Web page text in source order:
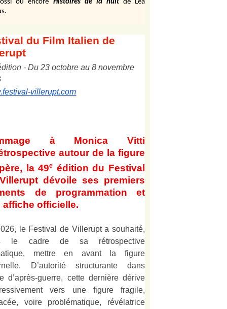
ou encore Histoires de la nuit de Léa
du Film Italien de
- Du 23 octobre au 8 novembre
villerupt.com
à Monica Vitti
autour de la figure
la 49e édition du Festival
dévoile ses premiers
de programmation et
affiche officielle.
le Festival de Villerupt a souhaité,
le cadre de sa rétrospective
mettre en avant la figure
D’autorité structurante dans
d’après-guerre, cette dernière dérive
vers une figure fragile,
voire problématique, révélatrice